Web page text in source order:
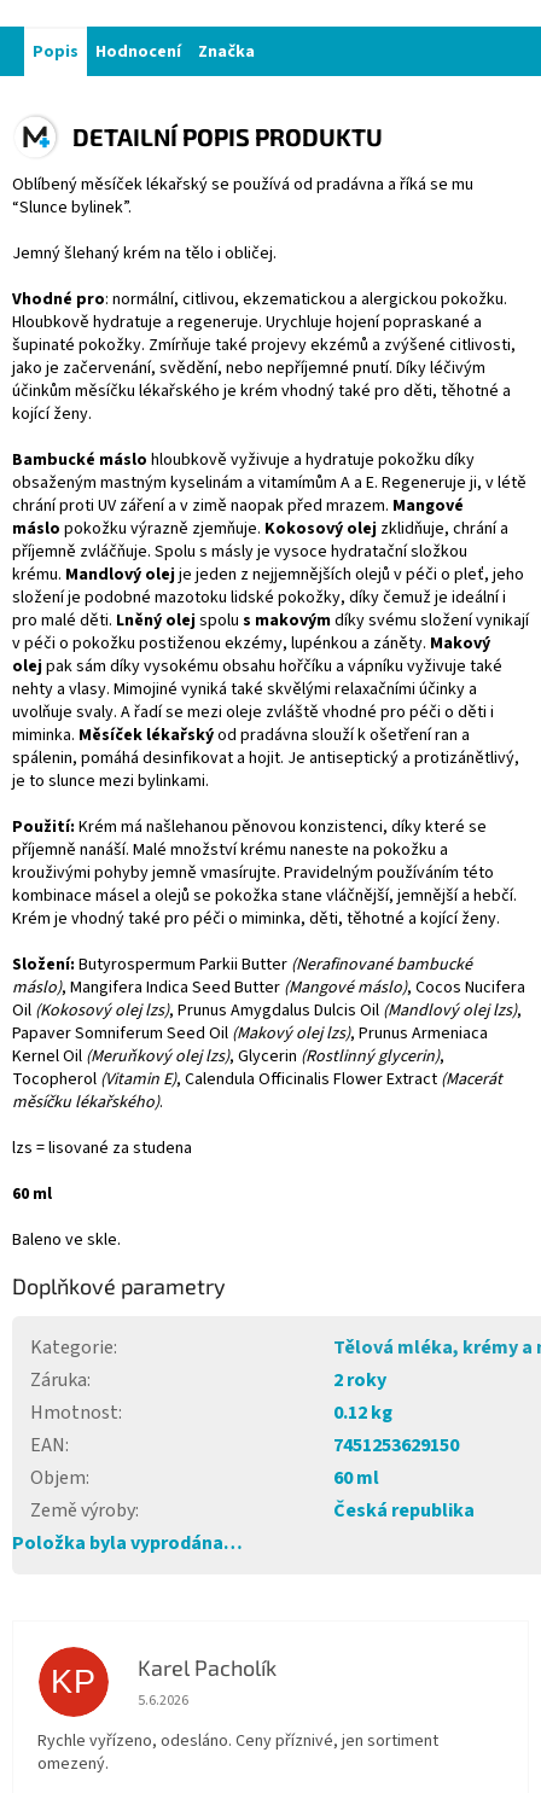
Popis Hodnocení Značka
DETAILNÍ POPIS PRODUKTU
Oblíbený měsíček lékařský se používá od pradávna a říká se mu
“Slunce bylinek”.
Jemný šlehaný krém na tělo i obličej.
Vhodné pro: normální, citlivou, ekzematickou a alergickou pokožku.
Hloubkově hydratuje a regeneruje. Urychluje hojení popraskané a
šupinaté pokožky. Zmírňuje také projevy ekzémů a zvýšené citlivosti,
jako je začervenání, svědění, nebo nepříjemné pnutí. Díky léčivým
účinkům měsíčku lékařského je krém vhodný také pro děti, těhotné a
kojící ženy.
Bambucké máslo hloubkově vyživuje a hydratuje pokožku díky
obsaženým mastným kyselinám a vitamímům A a E. Regeneruje ji, v létě
chrání proti UV záření a v zimě naopak před mrazem. Mangové
máslo pokožku výrazně zjemňuje. Kokosový olej zklidňuje, chrání a
příjemně zvláčňuje. Spolu s másly je vysoce hydratační složkou
krému. Mandlový olejje jeden z nejjemnějších olejů v péči o pleť, jeho
složení je podobné mazotoku lidské pokožky, díky čemuž je ideální i
pro malé děti. Lněný olejspolu s makovýmdíky svému složení vynikají
v péči o pokožku postiženou ekzémy, lupénkou a záněty. Makový
olejpak sám díky vysokému obsahu hořčíku a vápníku vyživuje také
nehty a vlasy. Mimojiné vyniká také skvělými relaxačními účinky a
uvolňuje svaly. A řadí se mezi oleje zvláště vhodné pro péči o děti i
miminka. Měsíček lékařskýod pradávna slouží k ošetření ran a
spálenin, pomáhá desinfikovat a hojit. Je antiseptický a protizánětlivý,
je to slunce mezi bylinkami.
Použití: Krém má našlehanou pěnovou konzistenci, díky které se
příjemně nanáší. Malé množství krému naneste na pokožku a
krouživými pohyby jemně vmasírujte. Pravidelným používáním této
kombinace másel a olejů se pokožka stane vláčnější, jemnější a hebčí.
Krém je vhodný také pro péči o miminka, děti, těhotné a kojící ženy.
Složení: Butyrospermum Parkii Butter (Nerafinované bambucké
máslo), Mangifera Indica Seed Butter (Mangové máslo), Cocos Nucifera
Oil (Kokosový olej lzs), Prunus Amygdalus Dulcis Oil (Mandlový olej lzs),
Papaver Somniferum Seed Oil (Makový olej lzs), Prunus Armeniaca
Kernel Oil (Meruňkový olej lzs), Glycerin (Rostlinný glycerin),
Tocopherol (Vitamin E), Calendula Officinalis Flower Extract (Macerát
měsíčku lékařského).
lzs = lisované za studena
60 ml
Baleno ve skle.
Doplňkové parametry
Kategorie:
Tělová mléka, krémy a
Záruka:
2 roky
Hmotnost:
0.12 kg
EAN:
7451253629150
Objem:
60 ml
Země výroby:
Česká republika
Položka byla vyprodána…
KP Karel Pacholík
Hodnocení obchodu je 4 z 5 hvězdiček.
5.6.2026
Rychle vyřízeno, odesláno. Ceny příznivé, jen sortiment
omezený.